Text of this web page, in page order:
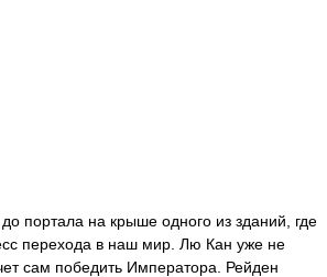
портала на крыше одного из зданий, где
перехода в наш мир. Лю Кан уже не
сам победить Императора. Рейден